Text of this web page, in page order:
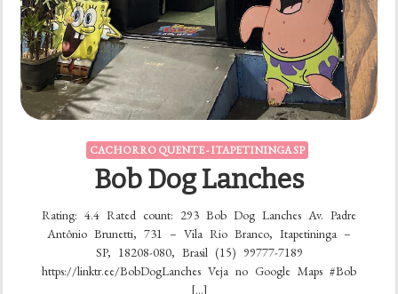
CACHORRO QUENTE - ITAPETININGA SP
Bob Dog Lanches
Rating: 4.4 Rated count: 293 Bob Dog Lanches Av. Padre
Antônio Brunetti, 731 – Vila Rio Branco, Itapetininga –
SP, 18208-080, Brasil (15) 99777-7189
https://linktr.ee/BobDogLanches Veja no Google Maps #Bob
[…]